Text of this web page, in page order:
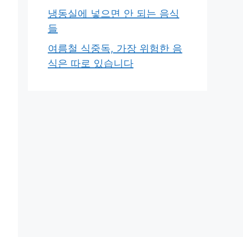
냉동실에 넣으면 안 되는 음식
들
여름철 식중독, 가장 위험한 음
식은 따로 있습니다